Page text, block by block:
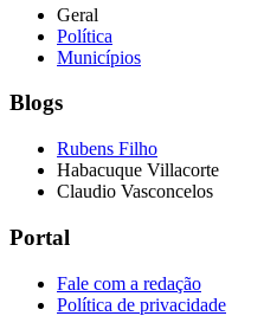
Geral
Política
Municípios
Blogs
Rubens Filho
Habacuque Villacorte
Claudio Vasconcelos
Portal
Fale com a redação
Política de privacidade